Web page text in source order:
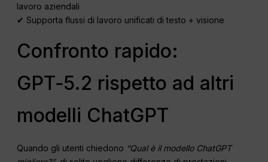
lavoro aziendali
✔ Supporta flussi di lavoro unificati di testo + visione
Confronto rapido:
GPT‑5.2 rispetto ad altri
modelli ChatGPT
Quando gli utenti chiedono “Qual è il modello ChatGPT